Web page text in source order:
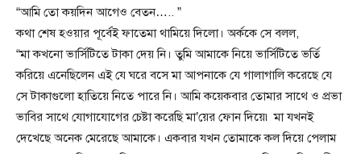
“আমি তো কয়দিন আগেও বেতন….. ”
কথা শেষ হওয়ার পূর্বেই ফাতেমা থামিয়ে দিলো। অর্ককে সে বলল,
“মা কখনো ভার্সিটিতে টাকা দেয় নি। তুমি আমাকে নিয়ে ভার্সিটিতে ভর্তি
করিয়ে এনেছিলেন এই যে ঘরে বসে মা আপনাকে যে গালাগালি করেছে যে
সে টাকাগুলো হাতিয়ে নিতে পারে নি। আমি কয়েকবার তোমার সাথে ও প্রভা
ভাবির সাথে যোগাযোগের চেষ্টা করেছি মা’য়ের ফোন দিয়ে৷ মা যখনই
দেখেছে অনেক মেরেছে আমাকে। একবার যখন তোমাকে কল দিয়ে পেলাম